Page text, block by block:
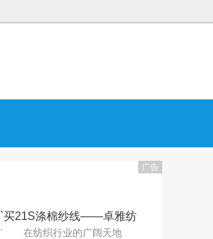
广告
`买21S涤棉纱线——卓雅纺
织给您“打折”！`
` 在纺织行业的广阔天地